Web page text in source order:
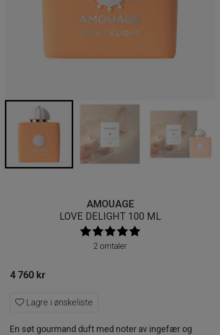
AMOUAGE
LOVE DELIGHT 100 ML
2 omtaler
4 760 kr
Lagre i ønskeliste
En søt gourmand duft med noter av ingefær og